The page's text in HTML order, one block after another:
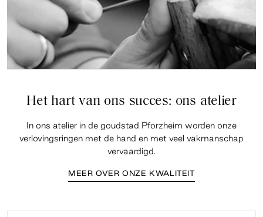
Het hart van ons succes: ons atelier
In ons atelier in de goudstad Pforzheim worden onze
verlovingsringen met de hand en met veel vakmanschap
vervaardigd.
MEER OVER ONZE KWALITEIT